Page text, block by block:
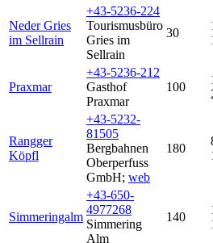
Neder Gries
im Sellrain
+43-5236-224
Tourismusbüro
Gries im
Sellrain
30
Praxmar
+43-5236-212
Gasthof
Praxmar
100
Rangger
Köpfl
+43-5232-
81505
Bergbahnen
Oberperfuss
GmbH; web
180
Simmeringalm
+43-650-
4977268
Simmering
Alm
140